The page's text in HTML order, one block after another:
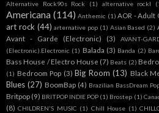
Alternative Rock90s Rock
(1) alternative rockl
Americana (114) Anthemic (1) AOR - Adult
art rock (44) arternative pop (1) Asian Based (2)
Avant - Garde (Electronic)
(3) AVANT-
(Electronic).Electronic (1) Balada (3) Banda (2)
Bass House / Electro House (7) Beats (2)
(1) Bedroom Pop (3) Big Room (13) Black
Blues (27) BoomBap (4) Brazilian BassDream
Britpop (9) BRITPOP INDIE POP (1) Brostep (1)
(8) CHILDREN'S MUSIC (1) Chill House (1)